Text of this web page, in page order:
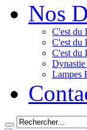
Nos
C'est du
C'est du
C'est du
Lampes